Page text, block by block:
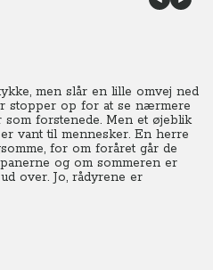
men slår en lille omvej ned
stopper op for at se nærmere
forstenede. Men et øjeblik
vant til mennesker. En herre
for om foråret går de
og om sommeren er
over. Jo, rådyrene er